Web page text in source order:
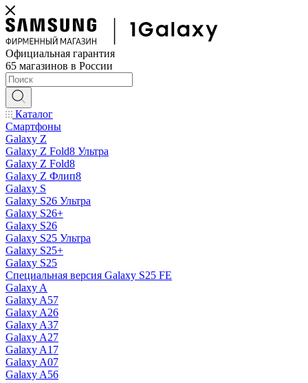
Официальная гарантия
65 магазинов в России
Каталог
Смартфоны
Galaxy Z
Galaxy Z Fold8 Ультра
Galaxy Z Fold8
Galaxy Z Флип8
Galaxy S
Galaxy S26 Ультра
Galaxy S26+
Galaxy S26
Galaxy S25 Ультра
Galaxy S25+
Galaxy S25
Специальная версия Galaxy S25 FE
Galaxy A
Galaxy A57
Galaxy A26
Galaxy A37
Galaxy A27
Galaxy A17
Galaxy A07
Galaxy A56